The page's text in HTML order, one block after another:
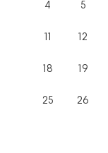
4 5
11 12
18 19
25 26